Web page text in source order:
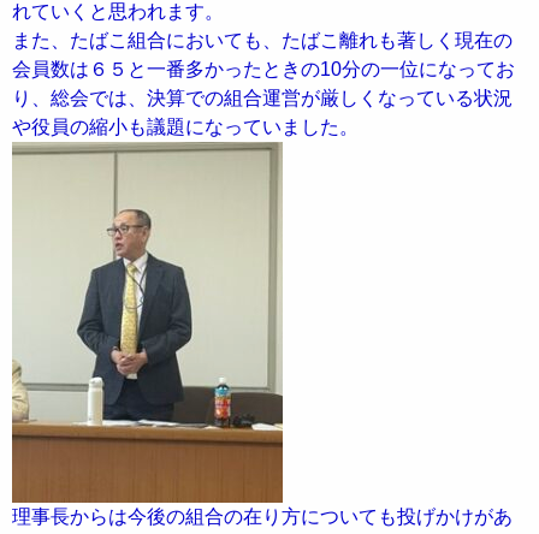
れていくと思われます。
また、たばこ組合においても、たばこ離れも著しく現在の
会員数は６５と一番多かったときの10分の一位になってお
り、総会では、決算での組合運営が厳しくなっている状況
や役員の縮小も議題になっていました。
理事長からは今後の組合の在り方についても投げかけがあ